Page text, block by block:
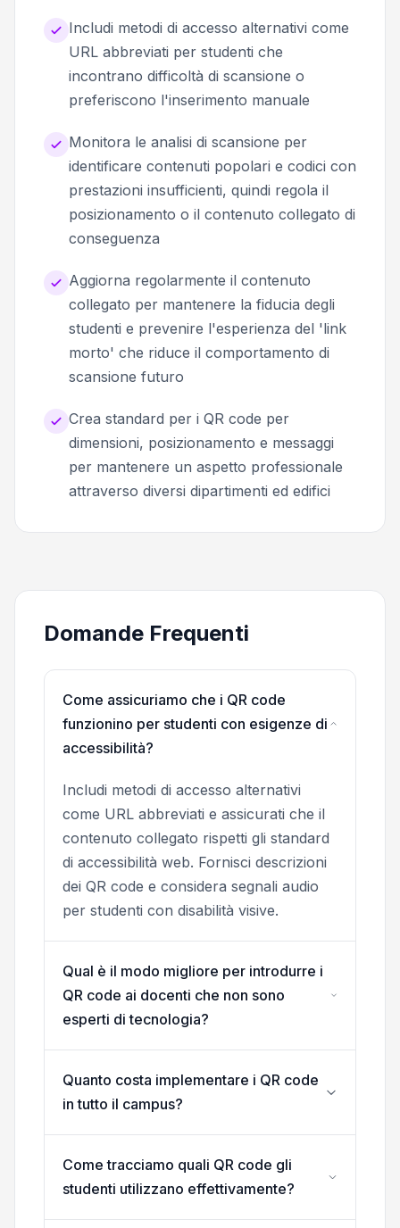
Includi metodi di accesso alternativi come
URL abbreviati per studenti che
incontrano difficoltà di scansione o
preferiscono l'inserimento manuale
Monitora le analisi di scansione per
identificare contenuti popolari e codici con
prestazioni insufficienti, quindi regola il
posizionamento o il contenuto collegato di
conseguenza
Aggiorna regolarmente il contenuto
collegato per mantenere la fiducia degli
studenti e prevenire l'esperienza del 'link
morto' che riduce il comportamento di
scansione futuro
Crea standard per i QR code per
dimensioni, posizionamento e messaggi
per mantenere un aspetto professionale
attraverso diversi dipartimenti ed edifici
Domande Frequenti
Come assicuriamo che i QR code
funzionino per studenti con esigenze di
accessibilità?
Includi metodi di accesso alternativi
come URL abbreviati e assicurati che il
contenuto collegato rispetti gli standard
di accessibilità web. Fornisci descrizioni
dei QR code e considera segnali audio
per studenti con disabilità visive.
Qual è il modo migliore per introdurre i
QR code ai docenti che non sono
esperti di tecnologia?
Quanto costa implementare i QR code
in tutto il campus?
Come tracciamo quali QR code gli
studenti utilizzano effettivamente?